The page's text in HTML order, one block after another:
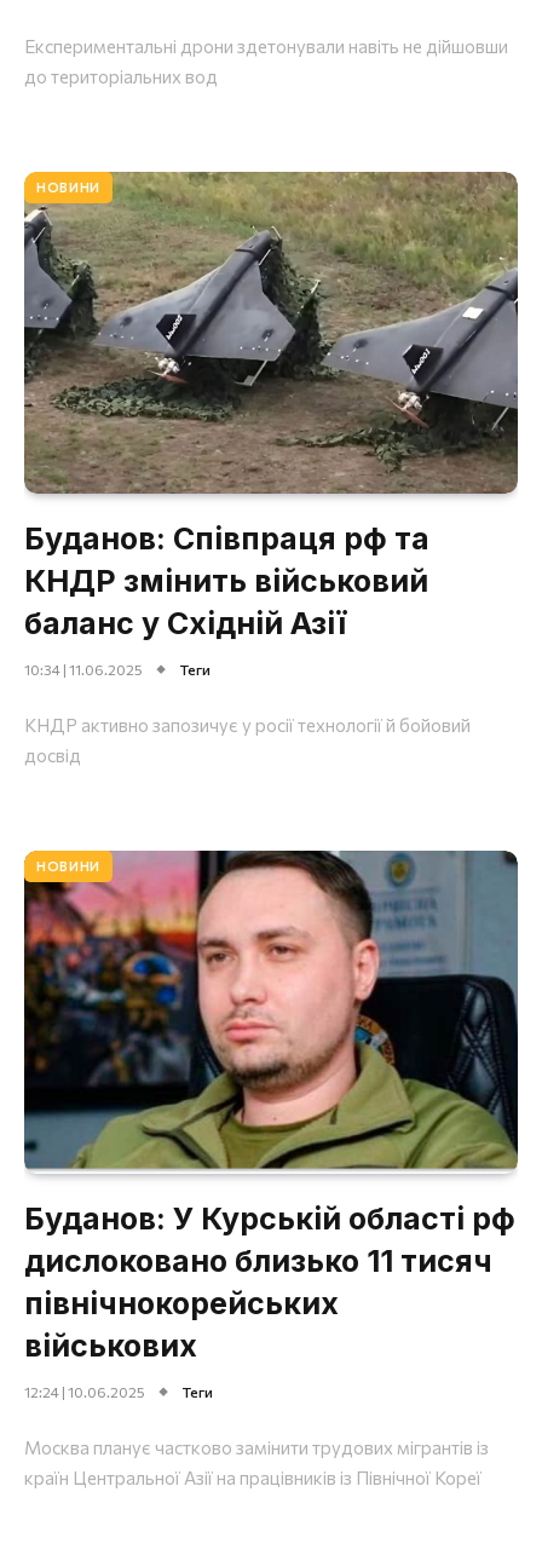
Експериментальні дрони здетонували навіть не дійшовши
до територіальних вод
НОВИНИ
Буданов: Співпраця рф та
КНДР змінить військовий
баланс у Східній Азії
10:34 | 11.06.2025 Теги
КНДР активно запозичує у росії технології й бойовий
досвід
НОВИНИ
Буданов: У Курській області рф
дислоковано близько 11 тисяч
північнокорейських
військових
12:24 | 10.06.2025 Теги
Москва планує частково замінити трудових мігрантів із
країн Центральної Азії на працівників із Північної Кореї